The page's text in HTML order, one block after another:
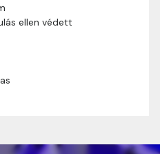
ellen védett
benneteket.
díj függ a termék súlyától
A pontos szállítási
során megtekinthetitek,